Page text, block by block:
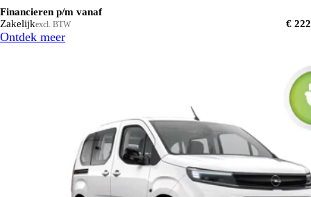
Financieren p/m vanaf
Zakelijkexcl. BTW € 222
Ontdek meer